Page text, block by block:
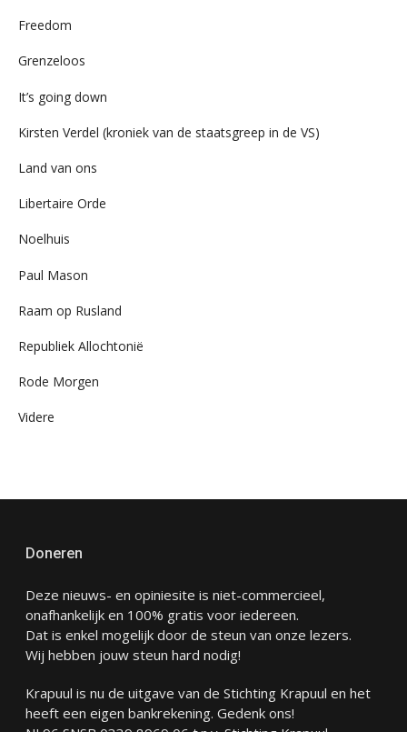
Freedom
Grenzeloos
It’s going down
Kirsten Verdel (kroniek van de staatsgreep in de VS)
Land van ons
Libertaire Orde
Noelhuis
Paul Mason
Raam op Rusland
Republiek Allochtonië
Rode Morgen
Videre
Doneren
Deze nieuws- en opiniesite is niet-commercieel,
onafhankelijk en 100% gratis voor iedereen.
Dat is enkel mogelijk door de steun van onze lezers.
Wij hebben jouw steun hard nodig!
Krapuul is nu de uitgave van de Stichting Krapuul en het
heeft een eigen bankrekening. Gedenk ons!